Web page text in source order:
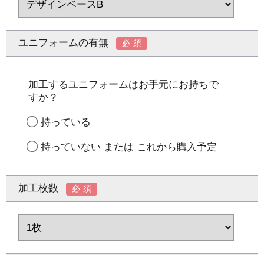
ユニフォームの有無 必須
加工するユニフォームはお手元にお持ちで
すか？
持っている
持っていない または これから購入予定
加工枚数 必須